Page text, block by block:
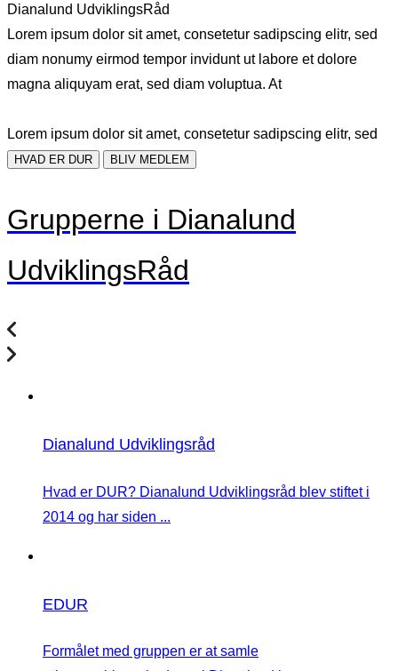
Dianalund UdviklingsRåd
Lorem ipsum dolor sit amet, consetetur sadipscing elitr, sed
diam nonumy eirmod tempor invidunt ut labore et dolore
magna aliquyam erat, sed diam voluptua. At
Lorem ipsum dolor sit amet, consetetur sadipscing elitr, sed
HVAD ER DUR BLIV MEDLEM
Grupperne i Dianalund
UdviklingsRåd
Dianalund Udviklingsråd
Hvad er DUR? Dianalund Udviklingsråd blev stiftet i
2014 og har siden ...
EDUR
Formålet med gruppen er at samle